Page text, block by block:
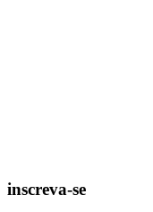
inscreva-se